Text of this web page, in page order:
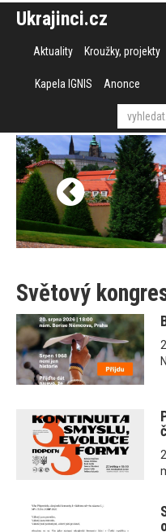
Ukrajinci.cz
Aktuality Kroužky, projekty
Kapela IGNIS Anonce
Světový